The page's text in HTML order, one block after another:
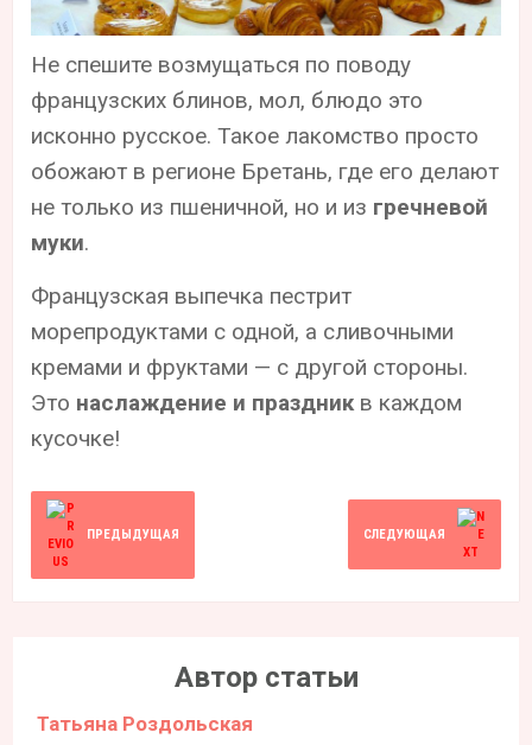
Не спешите возмущаться по поводу
французских блинов, мол, блюдо это
исконно русское. Такое лакомство просто
обожают в регионе Бретань, где его делают
не только из пшеничной, но и из гречневой
муки.
Французская выпечка пестрит
морепродуктами с одной, а сливочными
кремами и фруктами — с другой стороны.
Это наслаждение и праздникв каждом
кусочке!
ПРЕДЫДУЩАЯ СЛЕДУЮЩАЯ
Автор статьи
Татьяна Роздольская